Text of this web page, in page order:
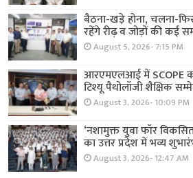
बैठना-खड़े होना, चलना-
रहेंगे रीढ़ व जोड़ों की कई
August 5, 2026- 7:15 PM
आरएमएलआई में SCOPE
टिश्यू पैथोलॉजी शैक्षिक
August 3, 2026- 10:09 PM
‘नशामुक्त युवा फॉर
का उत्तर प्रदेश में भव्य
August 3, 2026- 12:47 AM